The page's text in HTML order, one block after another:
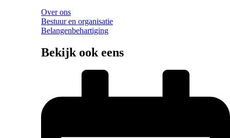
Over ons
Bestuur en organisatie
Belangenbehartiging
Bekijk ook eens